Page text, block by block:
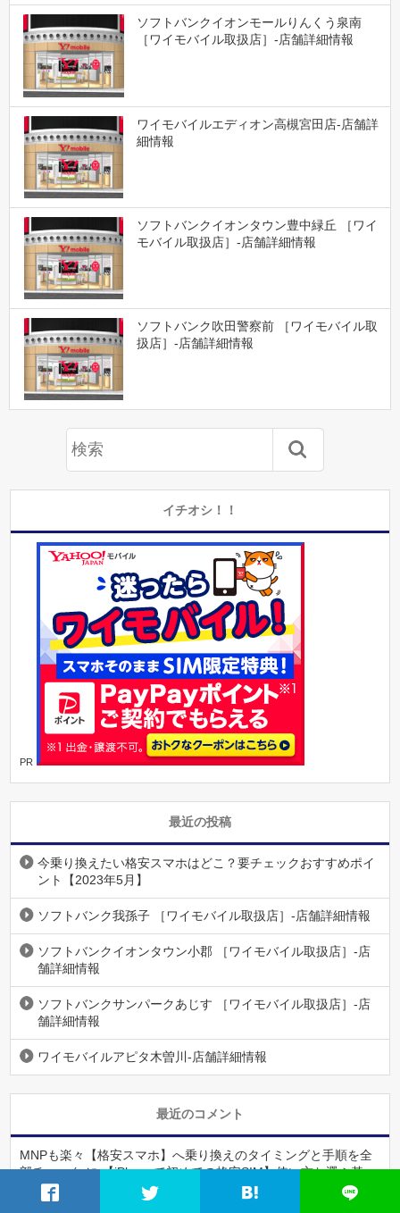
ソフトバンクイオンモールりんくう泉南
［ワイモバイル取扱店］-店舗詳細情報
ワイモバイルエディオン高槻宮田店-店舗詳
細情報
ソフトバンクイオンタウン豊中緑丘 ［ワイ
モバイル取扱店］-店舗詳細情報
ソフトバンク吹田警察前 ［ワイモバイル取
扱店］-店舗詳細情報
イチオシ！！
PR
最近の投稿
今乗り換えたい格安スマホはどこ？要チェックおすすめポイ
ント【2023年5月】
ソフトバンク我孫子 ［ワイモバイル取扱店］-店舗詳細情報
ソフトバンクイオンタウン小郡 ［ワイモバイル取扱店］-店
舗詳細情報
ソフトバンクサンパークあじす ［ワイモバイル取扱店］-店
舗詳細情報
ワイモバイルアピタ木曽川-店舗詳細情報
最近のコメント
MNPも楽々【格安スマホ】へ乗り換えのタイミングと手順を全
部チェックに【iPhoneで初めての格安SIM】使い方と選ぶ基
準・乗換えの際の注意点より